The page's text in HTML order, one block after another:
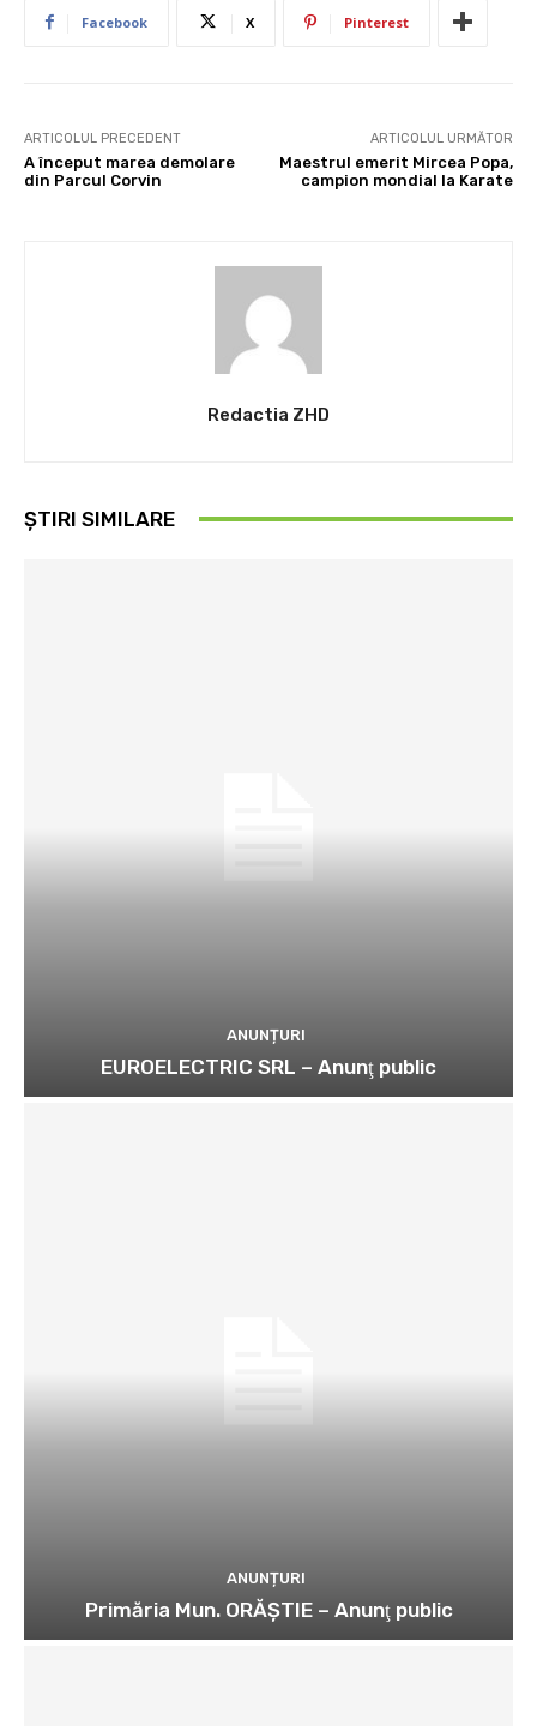
Facebook X Pinterest
ARTICOLUL PRECEDENT
A început marea demolare
din Parcul Corvin
ARTICOLUL URMĂTOR
Maestrul emerit Mircea Popa,
campion mondial la Karate
Redactia ZHD
ȘTIRI SIMILARE
ANUNȚURI
EUROELECTRIC SRL – Anunţ public
ANUNȚURI
Primăria Mun. ORĂȘTIE – Anunţ public